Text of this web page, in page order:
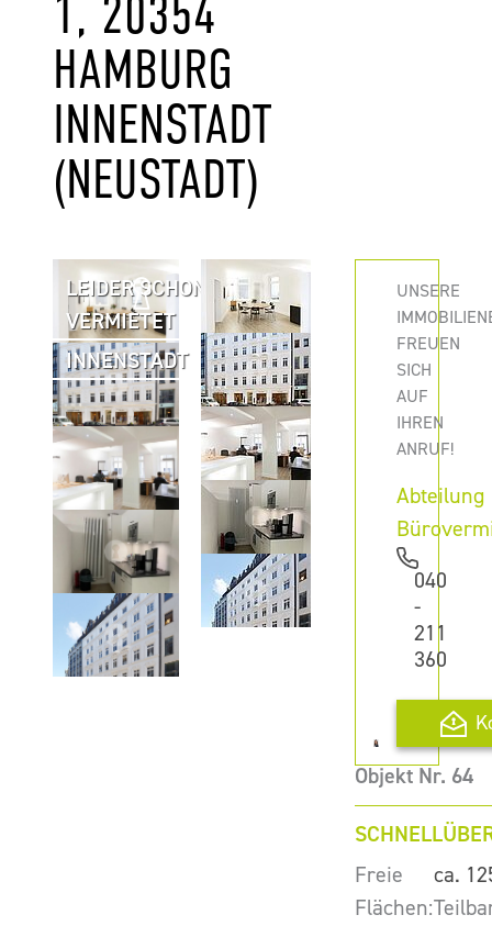
, 20354 H
AMBURG I
NNENSTADT (
NEUSTADT)
LEIDER SCHON
VERMIETET
INNENSTADT
UNSERE
FREUEN
SICH
AUF
IHREN
ANRUF!
Abteilung
040
-
211
360
Objekt Nr. 64
Freie
Flächen:
ca.